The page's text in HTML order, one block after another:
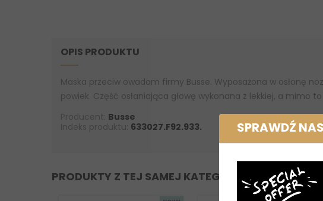
SPRAWDŹ
OPIS PRODUKTU
Maska przeciw owadom firmy Busse. Wyposażona w osłonę
powiek. Część osłaniająca głowę wykonana z lekkiej, a mimo
Producent: Busse
Indeks produktu: 633027.F92.933.
PRODUKTY Z TEJ SAMEJ KATEGORII